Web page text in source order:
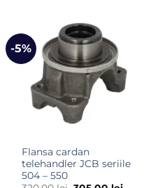
-5%
Flansa cardan
telehandler JCB seriile
504 – 550